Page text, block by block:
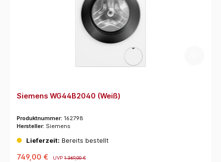
Siemens WG44B2040 (Weiß)
Produktnummer: 162798
Hersteller: Siemens
Lieferzeit: Bereits bestellt
749,00 € UVP1.369,00 €